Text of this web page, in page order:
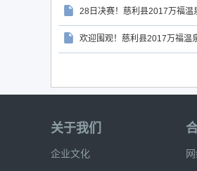
28日决赛！慈利县2017万福温
欢迎围观！慈利县2017万福温
关于我们
企业文化